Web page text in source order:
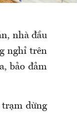
nhà đầu
nghỉ trên
bảo đảm
trạm dừng